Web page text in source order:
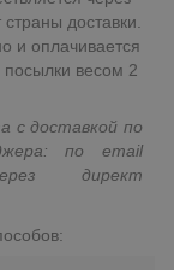
доставки.
и оплачивается
весом 2
с доставкой по
по email
директ